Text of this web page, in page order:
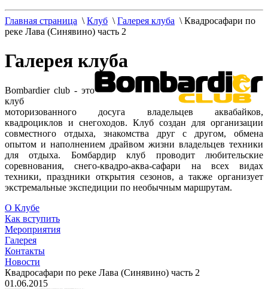
Главная страница \ Клуб \ Галерея клуба \ Квадросафари по
реке Лава (Синявино) часть 2
Галерея клуба
Bombardier club - это
клуб
моторизованного досуга владельцев аквабайков,
квадроциклов и снегоходов. Клуб создан для организации
совместного отдыха, знакомства друг с другом, обмена
опытом и наполнением драйвом жизни владельцев техники
для отдыха. Бомбардир клуб проводит любительские
соревнования, снего-квадро-аква-сафари на всех видах
техники, праздники открытия сезонов, а также организует
экстремальные экспедиции по необычным маршрутам.
О Клубе
Как вступить
Мероприятия
Галерея
Контакты
Новости
Квадросафари по реке Лава (Синявино) часть 2
01.06.2015